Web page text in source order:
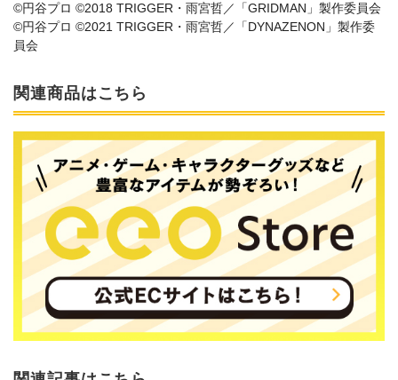
©円谷プロ ©2018 TRIGGER・雨宮哲／「GRIDMAN」製作委員会
©円谷プロ ©2021 TRIGGER・雨宮哲／「DYNAZENON」製作委
員会
関連商品はこちら